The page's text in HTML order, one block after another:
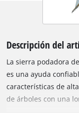
Descripción del
La sierra podadora
es una ayuda
características de
de árboles con una